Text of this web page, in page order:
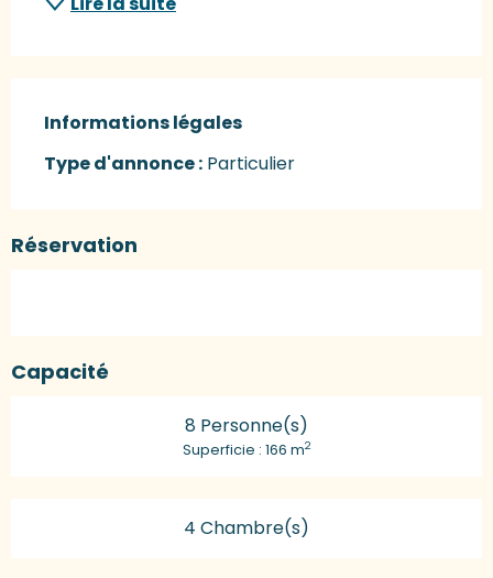
Informations légales
Informations légales
Type d'annonce : Particulier
Réservation
Capacité
8 Personne(s)
Superficie : 166 m2
4 Chambre(s)